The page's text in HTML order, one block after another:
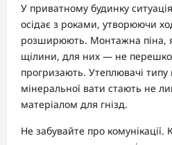
У приватному будинку
осідає з роками, утворюючи
розширюють. Монтажна піна,
щілини, для них — не
прогризають. Утеплювачі типу
мінеральної вати стають не
матеріалом для гнізд.
Не забувайте про комунікації.